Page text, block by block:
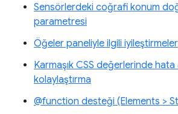
Sensörlerdeki coğrafi konum
parametresi
Öğeler paneliyle ilgili iyileştirmeler
Karmaşık CSS değerlerinde hata
kolaylaştırma
@function desteği (Elements >